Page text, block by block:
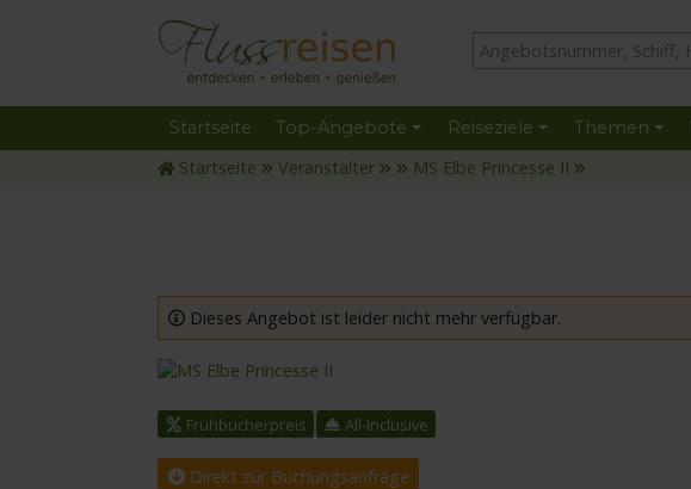
Startseite Top-Angebote Reiseziele Themen
Startseite Veranstalter MS Elbe Princesse II
Dieses Angebot ist leider nicht mehr verfügbar.
mit der MS Elbe Princesse II
Frühbucherpreis All-Inclusive
Direkt zur Buchungsanfrage